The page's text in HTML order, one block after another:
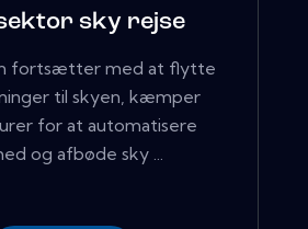
sky rejse
fortsætter med at flytte
til skyen, kæmper
for at automatisere
og afbøde sky ...